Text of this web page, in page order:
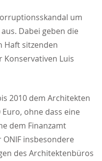
um
Dabei geben die
Haft sitzenden
Konservativen Luis
2010 dem Architekten
ohne dass eine
dem Finanzamt
insbesondere
des Architektenbüros